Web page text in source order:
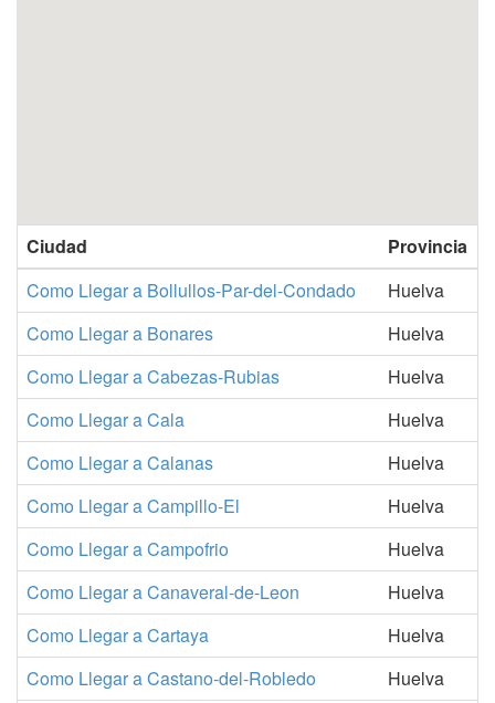
Ciudad
Provincia
Como Llegar a Bollullos-Par-del-Condado
Huelva
Como Llegar a Bonares
Huelva
Como Llegar a Cabezas-Rubias
Huelva
Como Llegar a Cala
Huelva
Como Llegar a Calanas
Huelva
Como Llegar a Campillo-El
Huelva
Como Llegar a Campofrio
Huelva
Como Llegar a Canaveral-de-Leon
Huelva
Como Llegar a Cartaya
Huelva
Como Llegar a Castano-del-Robledo
Huelva